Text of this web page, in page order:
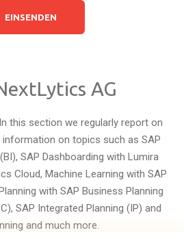
AG
this section we regularly report on
information on topics such as SAP
SAP Dashboarding with Lumira
Cloud, Machine Learning with SAP
with SAP Business Planning
SAP Integrated Planning (IP) and
and much more.